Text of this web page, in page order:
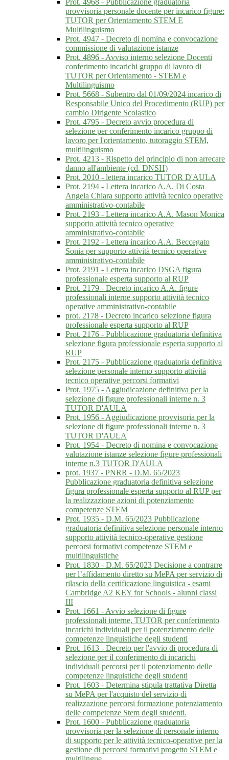
Prot. 4968 - Pubblicazione graduatoria
provvisoria personale docente per incarico figure:
TUTOR per Orientamento STEM E
Multilinguismo
Prot. 4947 - Decreto di nomina e convocazione
commissione di valutazione istanze
Prot. 4896 - Avviso interno selezione Docenti
conferimento incarichi gruppo di lavoro di
TUTOR per Orientamento - STEM e
Multilinguismo
Prot. 5668 - Subentro dal 01/09/2024 incarico di
Responsabile Unico del Procedimento (RUP) per
cambio Dirigente Scolastico
Prot. 4795 - Decreto avvio procedura di
selezione per conferimento incarico gruppo di
lavoro per l'orientamento, tutoraggio STEM,
multilinguismo
Prot. 4213 - Rispetto del principio di non arrecare
danno all'ambiente (cd. DNSH)
Prot. 2010 - lettera incarico TUTOR D'AULA
Prot. 2194 - Lettera incarico A.A. Di Costa
Angela Chiara supporto attività tecnico operative
amministrativo-contabile
Prot. 2193 - Lettera incarico A.A. Mason Monica
supporto attività tecnico operative
amministrativo-contabile
Prot. 2192 - Lettera incarico A.A. Beccegato
Sonia per supporto attività tecnico operative
amministrativo-contabile
Prot. 2191 - Lettera incarico DSGA figura
professionale esperta supporto al RUP
Prot. 2179 - Decreto incarico A.A. figure
professionali interne supporto attività tecnico
operative amministrativo-contabile
prot. 2178 - Decreto incarico selezione figura
professionale esperta supporto al RUP
Prot. 2176 - Pubblicazione graduatoria definitiva
selezione figura professionale esperta supporto al
RUP
Prot. 2175 - Pubblicazione graduatoria definitiva
selezione personale interno supporto attività
tecnico operative percorsi formativi
Prot. 1975 - Aggiudicazione definitiva per la
selezione di figure professionali interne n. 3
TUTOR D'AULA
Prot. 1956 - Aggiudicazione provvisoria per la
selezione di figure professionali interne n. 3
TUTOR D'AULA
Prot. 1954 - Decreto di nomina e convocazione
valutazione istanze selezione figure professionali
interne n.3 TUTOR D'AULA
prot. 1937 - PNRR - D.M. 65/2023
Pubblicazione graduatoria definitiva selezione
figura professionale esperta supporto al RUP per
la realizzazione azioni di potenziamento
competenze STEM
Prot. 1935 - D.M. 65/2023 Pubblicazione
graduatoria definitiva selezione personale interno
supporto attività tecnico-operative gestione
percorsi formativi competenze STEM e
multilinguistiche
Prot. 1830 - D.M. 65/2023 Decisione a contrarre
per l’affidamento diretto su MePA per servizio di
rilascio della certificazione linguistica - esami
Cambridge A2 KEY for Schools - alunni classi
III
Prot. 1661 - Avvio selezione di figure
professionali interne, TUTOR per conferimento
incarichi individuali per il potenziamento delle
competenze linguistiche degli studenti
Prot. 1613 - Decreto per l'avvio di procedura di
selezione per il conferimento di incarichi
individuali percorsi per il potenziamento delle
competenze linguistiche degli studenti
Prot. 1603 - Determina stipula trattativa Diretta
su MePA per l'acquisto del servizio di
realizzazione percorsi formazione potenziamento
delle competenze Stem degli studenti.
Prot. 1600 - Pubblicazione graduatoria
provvisoria per la selezione di personale interno
di supporto per le attività tecnico-operative per la
gestione di percorsi formativi progetto STEM e